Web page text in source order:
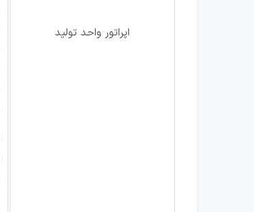
اپراتور واحد تولید